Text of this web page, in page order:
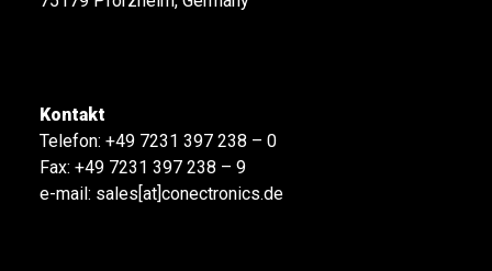
Kontakt
Telefon: +49 7231 397 238 – 0
Fax: +49 7231 397 238 – 9
e-mail: sales[at]conectronics.de